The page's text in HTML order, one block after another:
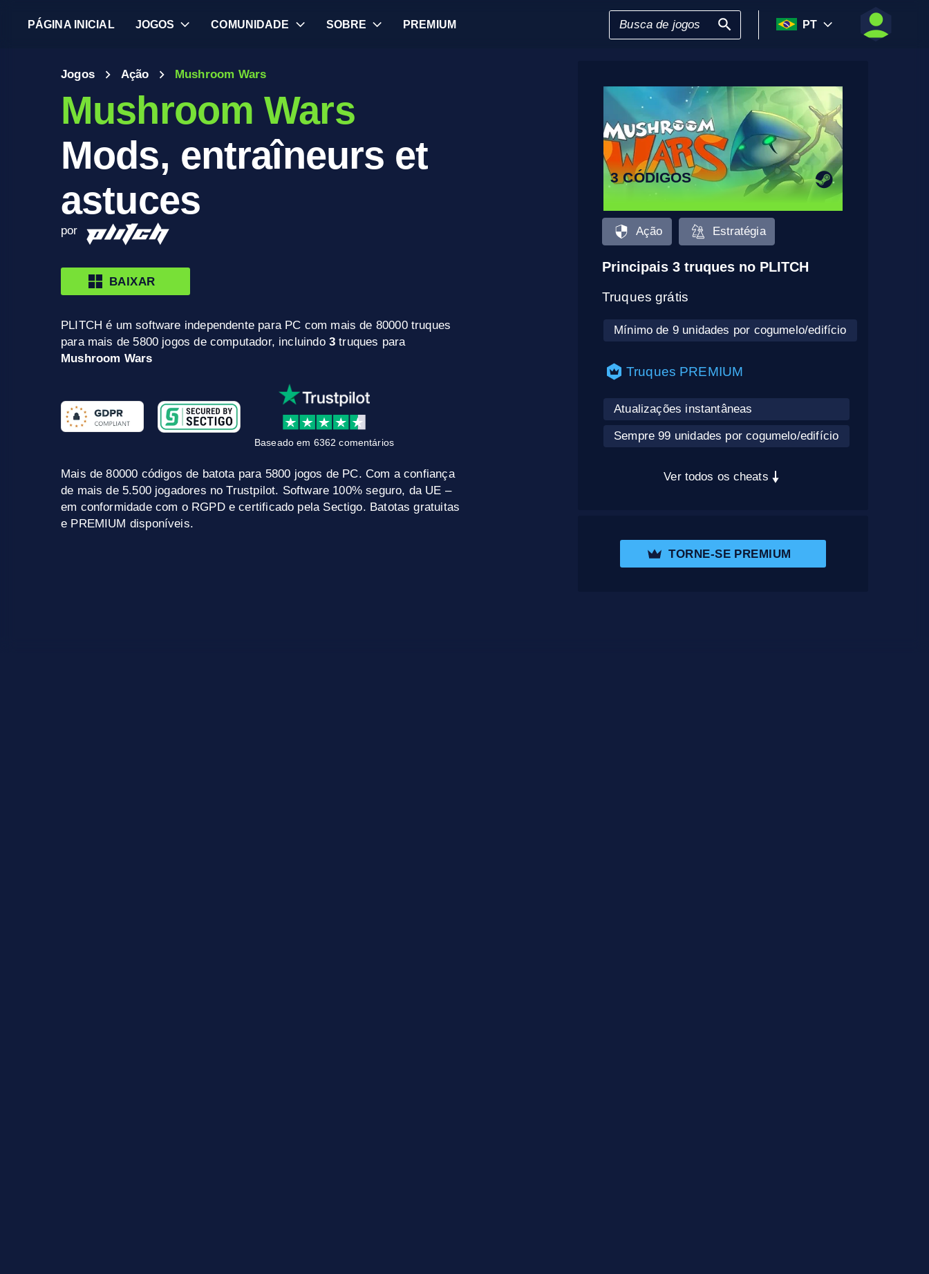
PÁGINA INICIAL JOGOS COMUNIDADE SOBRE PREMIUM PT
Jogos Ação Mushroom Wars
Mushroom Wars
Mods, entraîneurs et
astuces
por
BAIXAR
PLITCH é um software independente para PC com mais de 80000 truques
para mais de 5800 jogos de computador, incluindo 3 truques para
Mushroom Wars
Baseado em 6362 comentários
Mais de 80000 códigos de batota para 5800 jogos de PC. Com a confiança
de mais de 5.500 jogadores no Trustpilot. Software 100% seguro, da UE –
em conformidade com o RGPD e certificado pela Sectigo. Batotas gratuitas
e PREMIUM disponíveis.
3 CÓDIGOS
Ação Estratégia
Principais 3 truques no PLITCH
Truques grátis
Mínimo de 9 unidades por cogumelo/edifício
Truques PREMIUM
Atualizações instantâneas
Sempre 99 unidades por cogumelo/edifício
Ver todos os cheats
TORNE-SE PREMIUM